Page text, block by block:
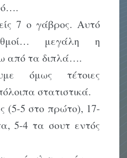
7 ο γάβρος. Αυτό
μεγάλη η
από τα διπλά….
όμως τέτοιες
στατιστικά.
(5-5 στο πρώτο), 17-
5-4 τα σουτ εντός